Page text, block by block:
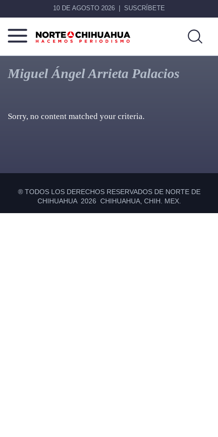
10 DE AGOSTO 2026 SUSCRÍBETE
Norte
De
Chihuahua
Más
que
noticias,
Miguel Ángel Arrieta Palacios
Sorry, no content matched your criteria.
® TODOS LOS DERECHOS RESERVADOS DE NORTE DE
CHIHUAHUA 2026 CHIHUAHUA, CHIH. MEX.